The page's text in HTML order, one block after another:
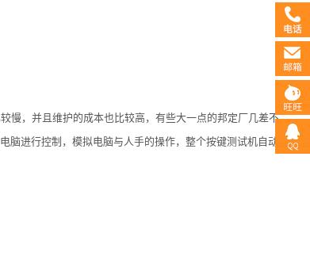
慢，并且维护的成本也比较高，有些大一点的邦定厂几差不
脑进行控制，模拟电脑与人手的操作，整个按键测试机自动